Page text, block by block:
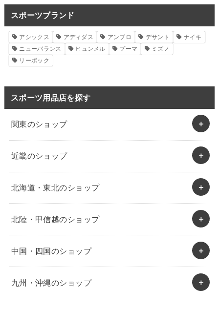
スポーツブランド
アシックス アディダス アンブロ デサント
ナイキ
ニューバランス
ヒュンメル プーマ
ミズノ
リーボック
スポーツ用品店を探す
関東のショップ
近畿のショップ
北海道・東北のショップ
北陸・甲信越のショップ
中国・四国のショップ
九州・沖縄のショップ